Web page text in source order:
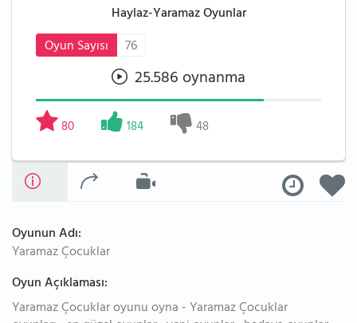
Haylaz-Yaramaz Oyunlar
Oyun Sayısı
76
25.586 oynanma
80 184 48
Oyunun Adı:
Yaramaz Çocuklar
Oyun Açıklaması:
Yaramaz Çocuklar oyunu oyna - Yaramaz Çocuklar